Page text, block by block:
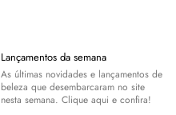
Lançamentos da semana
As últimas novidades e lançamentos de
beleza que desembarcaram no site
nesta semana. Clique aqui e confira!